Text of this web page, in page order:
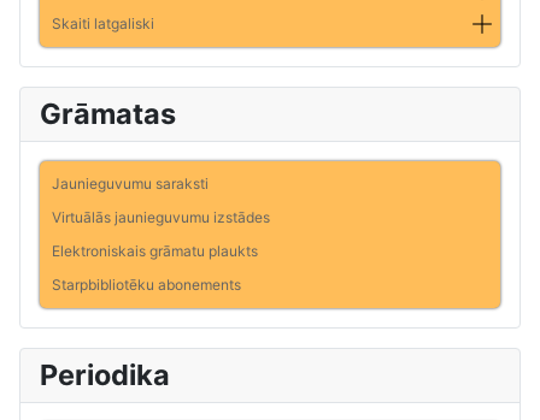
Skaiti latgaliski
Grāmatas
Jaunieguvumu saraksti
Virtuālās jaunieguvumu izstādes
Elektroniskais grāmatu plaukts
Starpbibliotēku abonements
Periodika